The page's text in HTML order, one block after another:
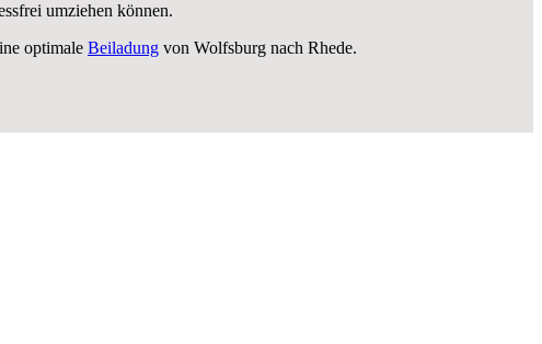
umziehen können.
optimale Beiladung von Wolfsburg nach Rhede.